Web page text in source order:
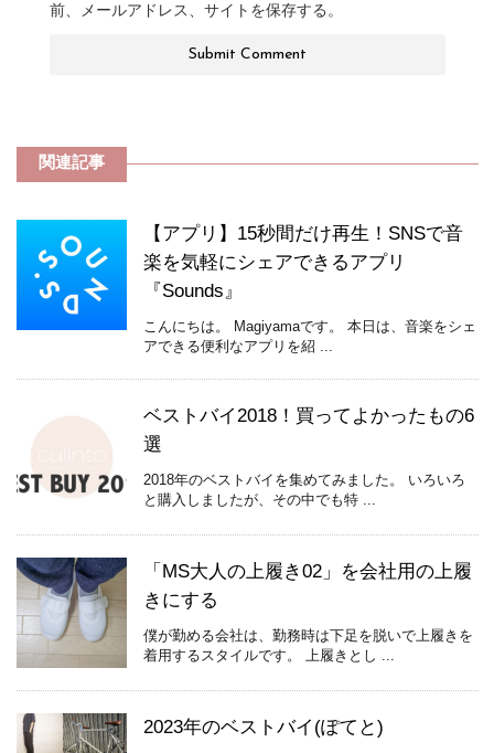
前、メールアドレス、サイトを保存する。
関連記事
【アプリ】15秒間だけ再生！SNSで音
楽を気軽にシェアできるアプリ
『Sounds』
こんにちは。 Magiyamaです。 本日は、音楽をシェ
アできる便利なアプリを紹 ...
ベストバイ2018！買ってよかったもの6
選
2018年のベストバイを集めてみました。 いろいろ
と購入しましたが、その中でも特 ...
「MS大人の上履き02」を会社用の上履
きにする
僕が勤める会社は、勤務時は下足を脱いで上履きを
着用するスタイルです。 上履きとし ...
2023年のベストバイ(ぽてと)